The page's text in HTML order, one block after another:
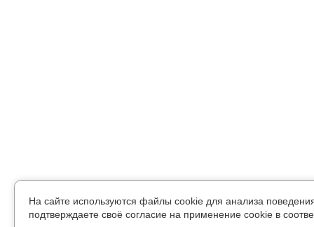
На сайте используются файлы cookie для анализа
подтверждаете своё согласие на применение cookie в